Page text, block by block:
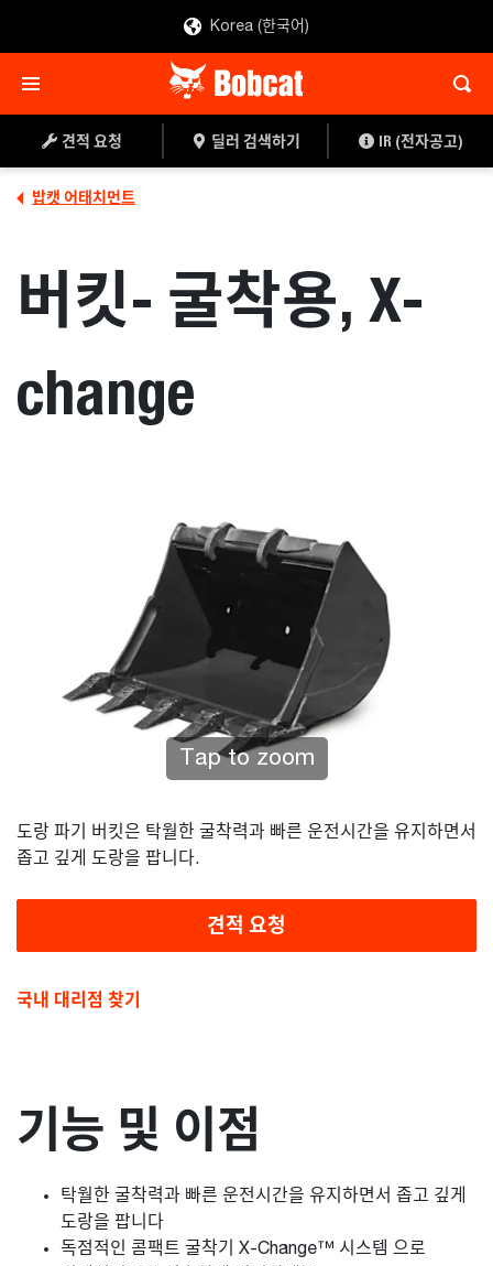
Korea (한국어)
견적 요청 딜러 검색하기 IR (전자공고)
밥캣 어태치먼트
버킷- 굴착용, X-
change
Tap to zoom
도랑 파기 버킷은 탁월한 굴착력과 빠른 운전시간을 유지하면서
좁고 깊게 도랑을 팝니다.
견적 요청
국내 대리점 찾기
기능 및 이점
탁월한 굴착력과 빠른 운전시간을 유지하면서 좁고 깊게
도랑을 팝니다
독점적인 콤팩트 굴착기 X-Change™ 시스템 으로